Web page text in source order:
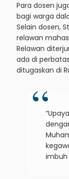
Para dosen
bagi warga
Selain dosen,
relawan
Relawan
ada di
ditugaskan di
imbuh